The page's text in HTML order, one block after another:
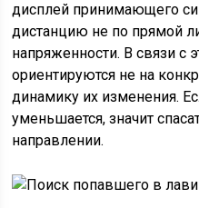
дисплей принимающего
дистанцию не по прямой
напряженности. В связи с
ориентируются не на
динамику их изменения.
уменьшается, значит
направлении.